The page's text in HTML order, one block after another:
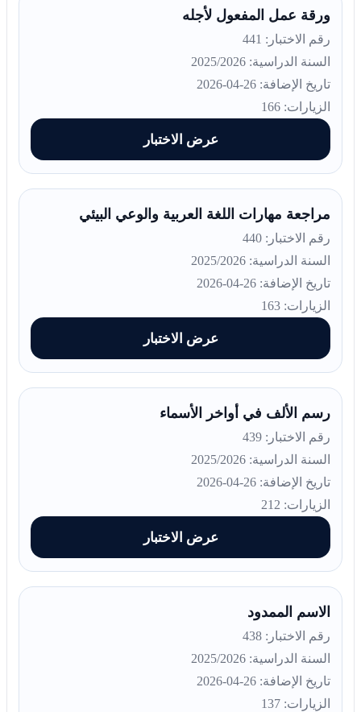
ورقة عمل المفعول لأجله
رقم الاختبار: 441
السنة الدراسية: 2025/2026
تاريخ الإضافة: 26-04-2026
الزيارات: 166
عرض الاختبار
مراجعة مهارات اللغة العربية والوعي البيئي
رقم الاختبار: 440
السنة الدراسية: 2025/2026
تاريخ الإضافة: 26-04-2026
الزيارات: 163
عرض الاختبار
رسم الألف في أواخر الأسماء
رقم الاختبار: 439
السنة الدراسية: 2025/2026
تاريخ الإضافة: 26-04-2026
الزيارات: 212
عرض الاختبار
الاسم الممدود
رقم الاختبار: 438
السنة الدراسية: 2025/2026
تاريخ الإضافة: 26-04-2026
الزيارات: 137